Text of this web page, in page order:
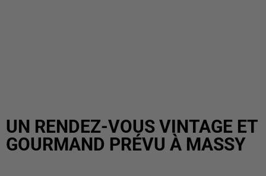
UN RENDEZ-VOUS VINTAGE ET
GOURMAND PRÉVU À MASSY